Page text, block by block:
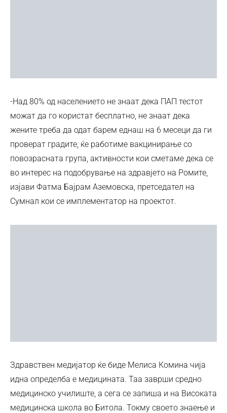
-Над 80% од населението не знаат дека ПАП тестот
можат да го користат бесплатно, не знаат дека
жените треба да одат барем еднаш на 6 месеци да ги
проверат градите, ќе работиме вакцинирање со
повозрасната група, активности кои сметаме дека се
во интерес на подобрување на здравјето на Ромите,
изјави Фатма Бајрам Аземовска, претседател на
Сумнал кои се имплементатор на проектот.
Здравствен медијатор ќе биде Мелиса Комина чија
идна определба е медицината. Таа заврши средно
медицинско училиште, а сега се запиша и на Високата
медицинска школа во Битола. Токму своето знаење и